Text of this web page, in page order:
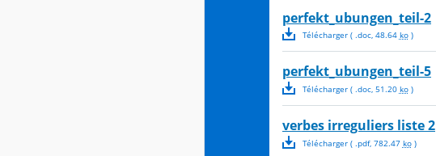
perfekt_ubungen_teil-2
Télécharger( .doc, 48.64 ko)
perfekt_ubungen_teil-5
Télécharger( .doc, 51.20 ko)
verbes irreguliers liste 2
Télécharger( .pdf, 782.47 ko)